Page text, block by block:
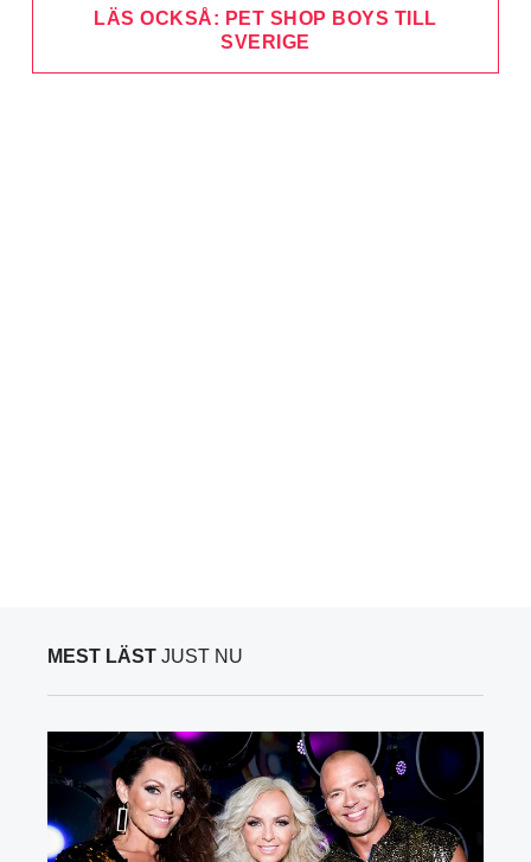
LÄS OCKSÅ: PET SHOP BOYS TILL
SVERIGE
MEST LÄST JUST NU